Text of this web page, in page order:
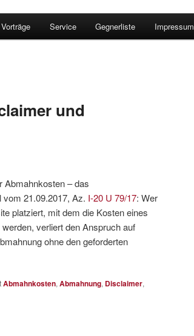
Vorträge Service Gegnerliste Impressum
und
Abmahnkosten – das
21.09.2017, Az. I-20 U 79/17: Wer
platziert, mit dem die Kosten eines
verliert den Anspruch auf
ohne den geforderten
Abmahnkosten, Abmahnung, Disclaimer,